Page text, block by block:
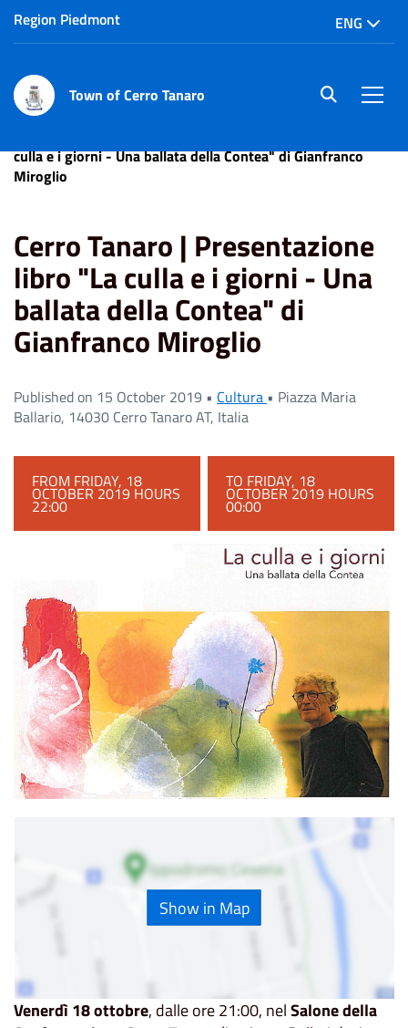
Region Piedmont ENG
Town of Cerro Tanaro site.searc
culla e i giorni - Una ballata della Contea" di Gianfranco
Miroglio
Cerro Tanaro | Presentazione
libro "La culla e i giorni - Una
ballata della Contea" di
Gianfranco Miroglio
Published on 15 October 2019 • Cultura • Piazza Maria
Ballario, 14030 Cerro Tanaro AT, Italia
FROM FRIDAY, 18
OCTOBER 2019 HOURS
22:00
TO FRIDAY, 18
OCTOBER 2019 HOURS
00:00
Show in Map
Venerdì 18 ottobre, dalle ore 21:00, nelSalone della